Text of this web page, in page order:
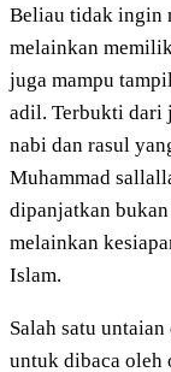
Beliau tidak ingin
melainkan
juga mampu
adil. Terbukti dari
nabi dan rasul
Muhammad
dipanjatkan
melainkan
Islam.
Salah satu
untuk dibaca oleh